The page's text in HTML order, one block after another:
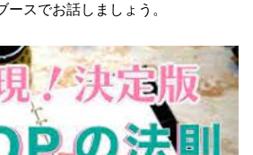
ースでお話しましょう。